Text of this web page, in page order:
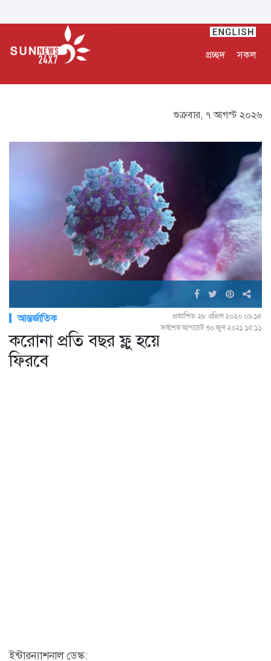
প্রচ্ছদ সকল
শুক্রবার, ৭ আগস্ট ২০২৬
আন্তর্জাতিক
প্রকাশিত ২৮ এপ্রিল ২০২০ ০৯:১৪
সর্বশেষ আপডেট ৩০ জুন ২০২১ ১৫:১১
করোনা প্রতি বছর ফ্লু হয়ে
ফিরবে
ইন্টারন্যাশনাল ডেস্ক: